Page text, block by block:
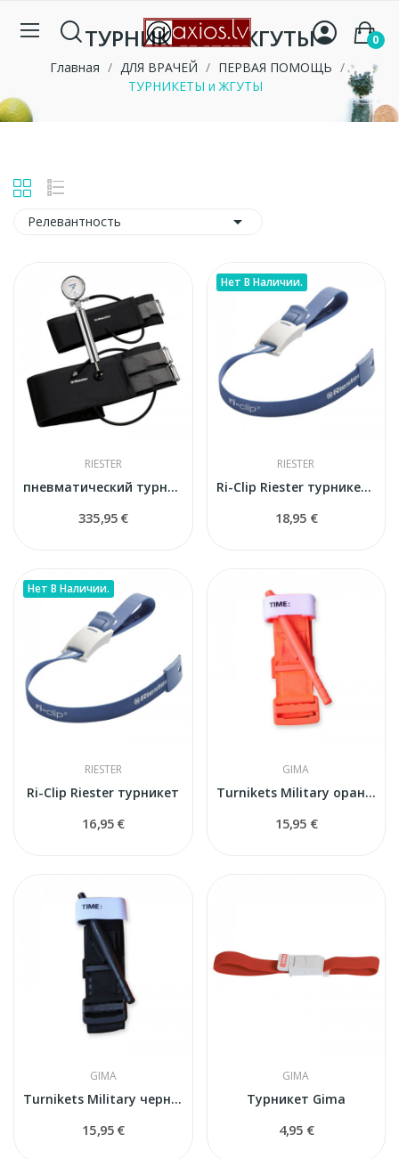
0
ТУРНИКЕТЫ и ЖГУТЫ
Главная ДЛЯ ВРАЧЕЙ
ПЕРВАЯ ПОМОЩЬ
ТУРНИКЕТЫ и ЖГУТЫ
Релевантность 
RIESTER
пневматический турникет RIESTER
335,95 €
Нет В Наличии.
RIESTER
Ri-Clip Riester турникет без латекса
18,95 €
Нет В Наличии.
RIESTER
Ri-Clip Riester турникет
16,95 €
GIMA
Turnikets Military оранжевый
15,95 €
GIMA
Turnikets Military черный
15,95 €
GIMA
Турникет Gima
4,95 €